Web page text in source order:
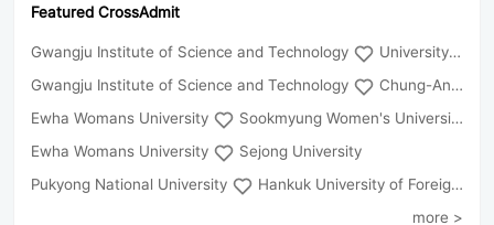
Featured CrossAdmit
Gwangju Institute of Science and Technology
University of Seoul
Gwangju Institute of Science and Technology
Chung-Ang University
Ewha Womans University
Sookmyung Women's University
Ewha Womans University
Sejong University
Pukyong National University
Hankuk University of Foreign Studies(Global Campus
more >